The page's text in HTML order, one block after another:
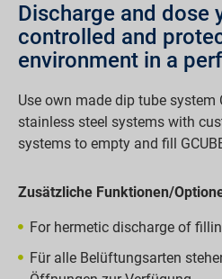
Discharge and dose
controlled and
environment in a
Use own made dip tube system
stainless steel systems with
systems to empty and fill
Zusätzliche Funktionen/
For hermetic discharge of
Für alle Belüftungsarten